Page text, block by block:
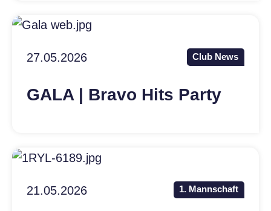
27.05.2026 Club News
GALA | Bravo Hits Party
21.05.2026 1. Mannschaft